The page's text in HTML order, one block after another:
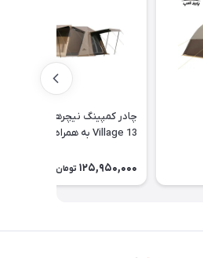
چادر کمپینگ نیچرهایک مدل
Village 13 به همراه زیر انداز |
125,950,000 تومان